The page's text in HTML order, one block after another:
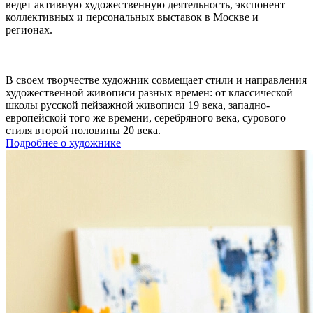
ведет активную художественную деятельность, экспонент
коллективных и персональных выставок в Москве и
регионах.
В своем творчестве художник совмещает стили и направления
художественной живописи разных времен: от классической
школы русской пейзажной живописи 19 века, западно-
европейской того же времени, серебряного века, сурового
стиля второй половины 20 века.
Подробнее о художнике